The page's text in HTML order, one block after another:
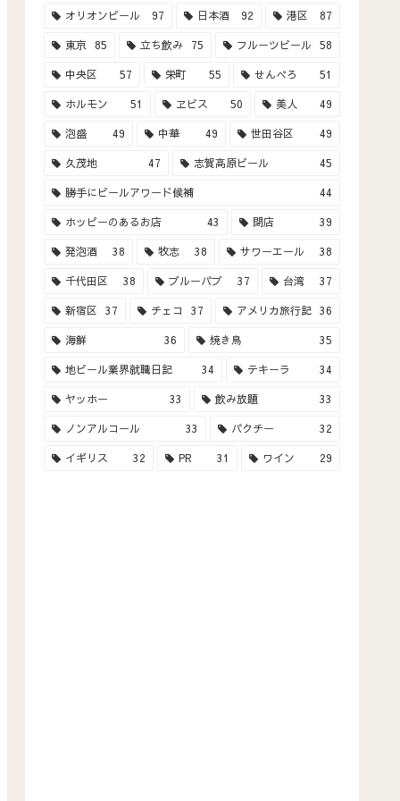
オリオンビール 97 日本酒 92 港区 87
東京 85 立ち飲み 75 フルーツビール 58
中央区 57 栄町 55 せんべろ 51
ホルモン 51 ヱビス 50 美人 49
泡盛 49 中華 49 世田谷区 49
久茂地 47 志賀高原ビール 45
勝手にビールアワード候補 44
ホッピーのあるお店 43 閉店 39
発泡酒 38 牧志 38 サワーエール 38
千代田区 38 ブルーパブ 37 台湾 37
新宿区 37 チェコ 37 アメリカ旅行記 36
海鮮 36 焼き鳥 35
地ビール業界就職日記 34 テキーラ 34
ヤッホー 33 飲み放題 33
ノンアルコール 33 パクチー 32
イギリス 32 PR 31 ワイン 29